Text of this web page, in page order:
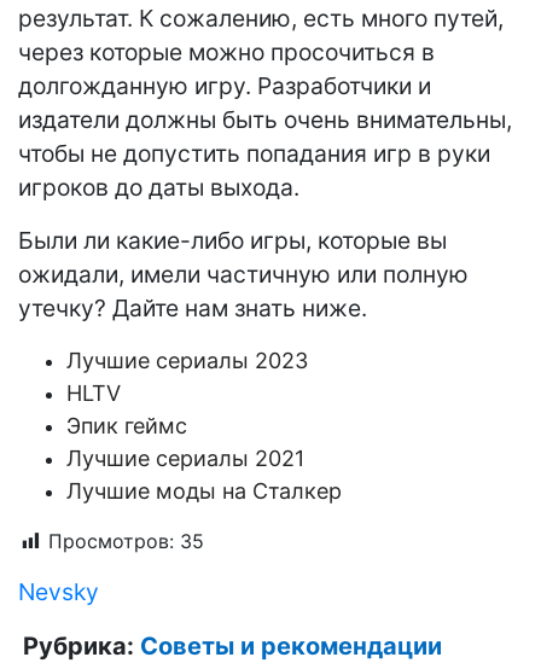
результат. К сожалению, есть много путей,
через которые можно просочиться в
долгожданную игру. Разработчики и
издатели должны быть очень внимательны,
чтобы не допустить попадания игр в руки
игроков до даты выхода.
Были ли какие-либо игры, которые вы
ожидали, имели частичную или полную
утечку? Дайте нам знать ниже.
Лучшие сериалы 2023
HLTV
Эпик геймс
Лучшие сериалы 2021
Лучшие моды на Сталкер
Просмотров: 35
Nevsky
Рубрика: Советы и рекомендации